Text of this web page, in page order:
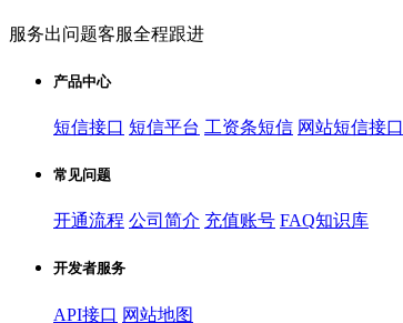
服务出问题客服全程跟进
产品中心
短信接口 短信平台 工资条短信 网站短信接口
常见问题
开通流程 公司简介 充值账号 FAQ知识库
开发者服务
API接口 网站地图